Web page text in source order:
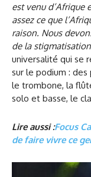
est venu d’Afrique
assez ce que
raison. Nous
de la
universalité qui se
sur le podium :
le trombone, la
solo et basse, le
Lire aussi :Focus
de faire vivre ce